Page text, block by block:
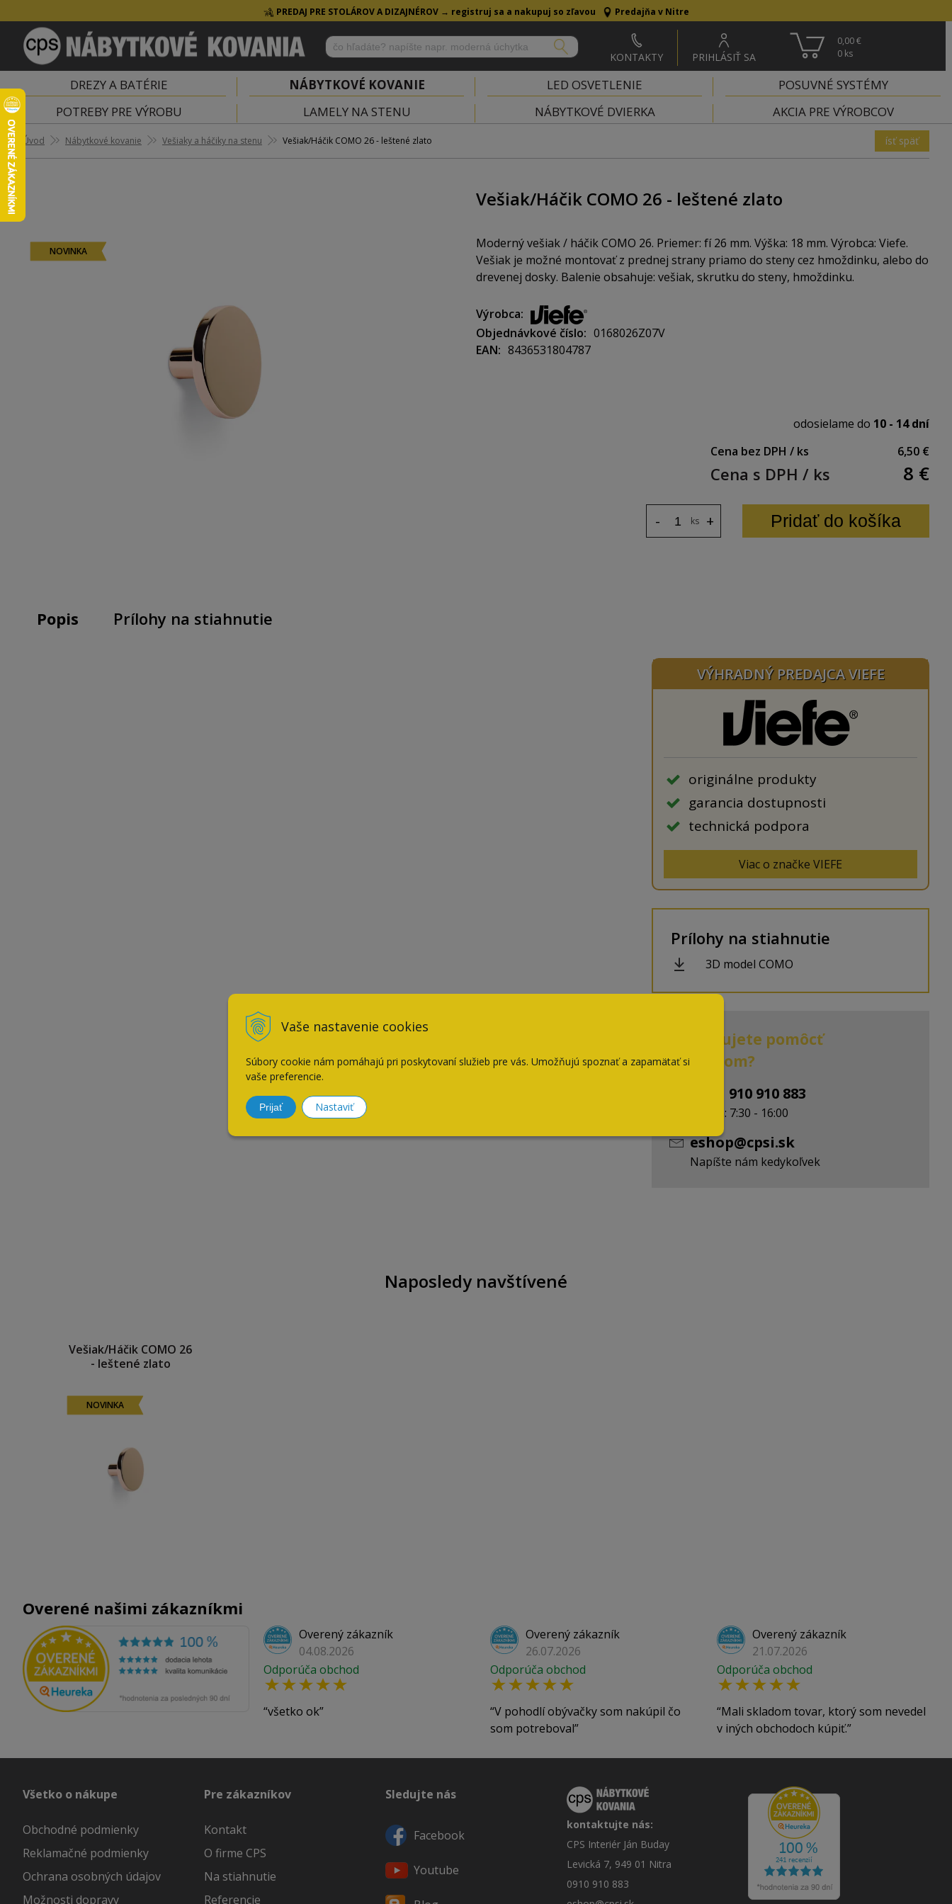
Vaše nastavenie cookies
Súbory cookie nám pomáhajú pri poskytovaní služieb pre vás. Umožňujú spoznať a zapamätať si
vaše preferencie.
Prijať Nastaviť
PREDAJ PRE STOLÁROV A DIZAJNÉROV → registruj sa a nakupuj so zľavou Predajňa v Nitre
KONTAKTY PRIHLÁSIŤ SA
0,00 €
0 ks
DREZY A BATÉRIE NÁBYTKOVÉ KOVANIE LED OSVETLENIE
POSUVNÉ SYSTÉMY
POTREBY PRE VÝROBU
LAMELY NA STENU NÁBYTKOVÉ DVIERKA AKCIA PRE VÝROBCOV
Úvod Nábytkové kovanie Vešiaky a háčiky na stenu Vešiak/Háčik COMO 26 - leštené zlato ísť späť
Vešiak/Háčik COMO 26 - leštené zlato
NOVINKA
Moderný vešiak / háčik COMO 26. Priemer: fí 26 mm. Výška: 18 mm. Výrobca: Viefe.
Vešiak je možné montovať z prednej strany priamo do steny cez hmoždinku, alebo do
drevenej dosky. Balenie obsahuje: vešiak, skrutku do steny, hmoždinku.
Výrobca
Objednávkové číslo
0168026Z07V
EAN
8436531804787
odosielame do 10 - 14 dní
Cena bez DPH / ks
6,50 €
Cena s DPH / ks 8 €
ks +
- Pridať do košíka
Popis Prílohy na stiahnutie
VÝHRADNÝ PREDAJCA VIEFE
originálne produkty
garancia dostupnosti
technická podpora
Viac o značke VIEFE
Prílohy na stiahnutie
3D model COMO
Potrebujete pomôcť
s výberom?
+ 421 910 910 883
Po-Pia: 7:30 - 16:00
eshop@cpsi.sk
Napíšte nám kedykoľvek
Naposledy navštívené
Vešiak/Háčik COMO 26
- leštené zlato
NOVINKA
Overené našimi zákazníkmi
Overený zákazník
04.08.2026
Odporúča obchod
všetko ok
Overený zákazník
26.07.2026
Odporúča obchod
V pohodlí obývačky som nakúpil čo
som potreboval
Overený zákazník
21.07.2026
Odporúča obchod
Mali skladom tovar, ktorý som nevedel
v iných obchodoch kúpiť.
Všetko o nákupe
Obchodné podmienky
Reklamačné podmienky
Ochrana osobných údajov
Možnosti dopravy
Pre zákazníkov
Kontakt
O firme CPS
Na stiahnutie
Referencie
Sledujte nás
Facebook
Youtube
kontaktujte nás:
CPS Interiér Ján Buday
Levická 7, 949 01 Nitra
0910 910 883